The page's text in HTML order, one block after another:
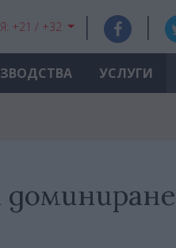
+21 / +32
УСЛУГИ